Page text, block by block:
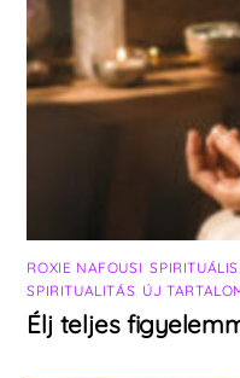
ROXIE NAFOUSI ,
SPIRITUALITÁS ÚJ
Élj teljes